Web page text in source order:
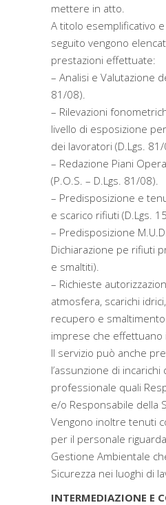
mettere in atto.
A titolo esemplificativo
seguito vengono
prestazioni effettuate:
– Analisi e Valutazione
81/08).
– Rilevazioni
livello di esposizione
dei lavoratori (D.Lgs.
– Redazione Piani
(P.O.S. – D.Lgs. 81/08).
– Predisposizione e
e scarico rifiuti (D.Lgs.
– Predisposizione
Dichiarazione pe rifiuti
e smaltiti).
– Richieste
atmosfera, scarichi
recupero e
imprese che
Il servizio può anche
l’assunzione di incarichi
professionale quali
e/o Responsabile della
Vengono inoltre tenuti
per il personale
Gestione Ambientale
Sicurezza nei luoghi di
INTERMEDIAZIONE E